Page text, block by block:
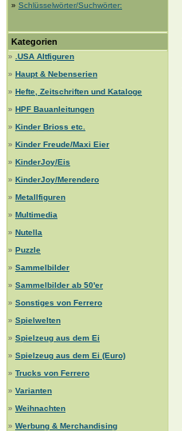
» Schlüsselwörter/Suchwörter:
Kategorien
»
.USA Altfiguren
» Haupt & Nebenserien
» Hefte, Zeitschriften und Kataloge
» HPF Bauanleitungen
» Kinder Brioss etc.
» Kinder Freude/Maxi Eier
» KinderJoy/Eis
» KinderJoy/Merendero
» Metallfiguren
» Multimedia
» Nutella
» Puzzle
» Sammelbilder
» Sammelbilder ab 50'er
» Sonstiges von Ferrero
» Spielwelten
» Spielzeug aus dem Ei
» Spielzeug aus dem Ei (Euro)
» Trucks von Ferrero
» Varianten
» Weihnachten
» Werbung & Merchandising